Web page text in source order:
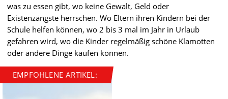
was zu essen gibt, wo keine Gewalt, Geld oder
Existenzängste herrschen. Wo Eltern ihren Kindern bei der
Schule helfen können, wo 2 bis 3 mal im Jahr in Urlaub
gefahren wird, wo die Kinder regelmäßig schöne Klamotten
oder andere Dinge kaufen können.
EMPFOHLENE ARTIKEL: